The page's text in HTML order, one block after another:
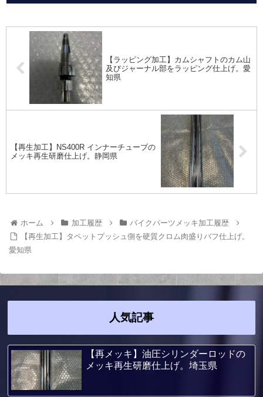
【ラッピング加工】カムシャフトのカム山
及びジャーナル部をラッピング仕上げ。愛
知県
【再生加工】NS400R インナーチューブの
メッキ再生研磨仕上げ。静岡県
ホーム 加工履歴
バイクパーツメッキ加工履歴
【再生加工】タペットプッシュ側を硬質クロム肉盛りバフ仕上げ。
愛知県
人気記事
【再メッキ】油圧シリンダーロッドの
メッキ再生研磨仕上げ。埼玉県